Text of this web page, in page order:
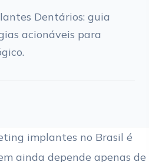
Dentários: guia
acionáveis para
implantes no Brasil é
ainda depende apenas de